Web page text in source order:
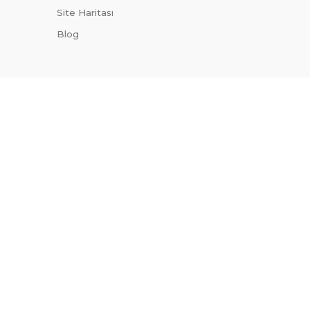
Site Haritası
Blog